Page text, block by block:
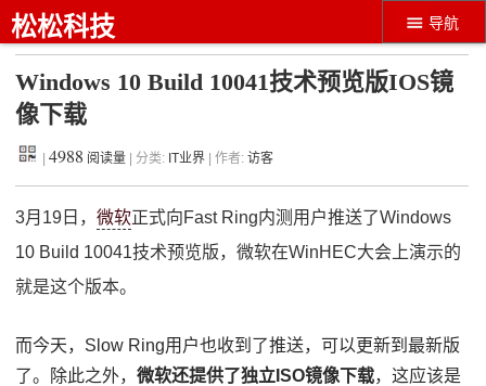
导航
松松科技
Windows 10 Build 10041技术预览版IOS镜
像下载
|4988 阅读量 | 分类: IT业界 | 作者:访客
3月19日，微软正式向Fast Ring内测用户推送了Windows
10 Build 10041技术预览版，微软在WinHEC大会上演示的
就是这个版本。
而今天，Slow Ring用户也收到了推送，可以更新到最新版
了。除此之外，微软还提供了独立ISO镜像下载，这应该是